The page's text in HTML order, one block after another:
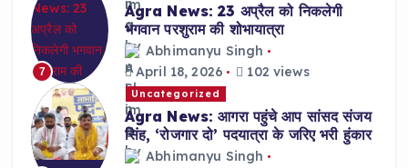
7
Agra News: 23 अप्रैल को निकलेगी
भगवान परशुराम की शोभायात्रा
Abhimanyu Singh
April 18, 2026
102 views
Uncategorized
Agra News: आगरा पहुंचे आप सांसद संजय
सिंह, ‘रोजगार दो’ पदयात्रा के जरिए भरी हुंकार
Abhimanyu Singh